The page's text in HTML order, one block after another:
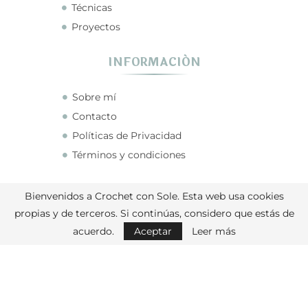
Técnicas
Proyectos
INFORMACIÓN
Sobre mí
Contacto
Políticas de Privacidad
Términos y condiciones
CONECTA CONMIGO
Bienvenidos a Crochet con Sole. Esta web usa cookies
propias y de terceros. Si continúas, considero que estás de
acuerdo.
Aceptar Leer más